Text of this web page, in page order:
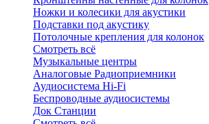
Ножки и колесики для акустики
Подставки под акустику
Потолочные крепления для колонок
Смотреть всё
Музыкальные центры
Аналоговые Радиоприемники
Аудиосистема Hi-Fi
Беспроводные аудиосистемы
Док Станции